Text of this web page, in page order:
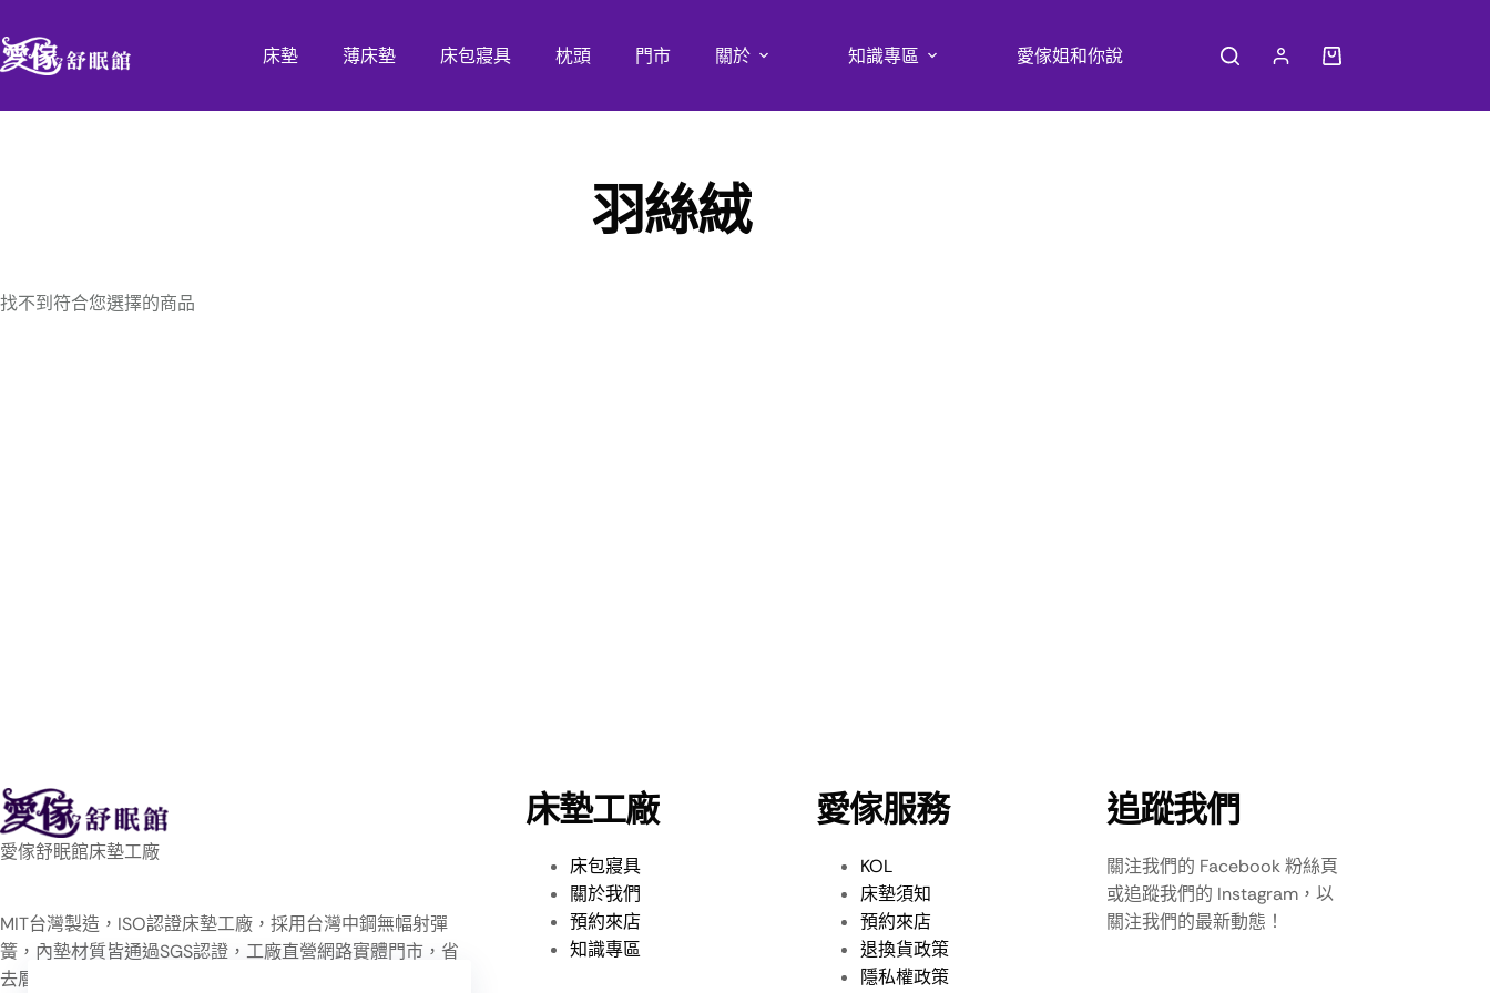
床墊 薄床墊 床包寢具 枕頭 門市 關於 知識專區 愛傢姐和你說
羽絲絨
找不到符合您選擇的商品
愛傢舒眠館床墊工廠
MIT台灣製造，ISO認證床墊工廠，採用台灣中鋼無幅射彈
簧，內墊材質皆通過SGS認證，工廠直營網路實體門市，省
去層層的通路管銷，讓消費者買的安心、睡的放心！
床墊工廠
床包寢具
關於我們
預約來店
知識專區
愛傢服務
KOL
床墊須知
預約來店
退換貨政策
隱私權政策
追蹤我們
關注我們的 Facebook 粉絲頁
或追蹤我們的 Instagram，以
關注我們的最新動態！